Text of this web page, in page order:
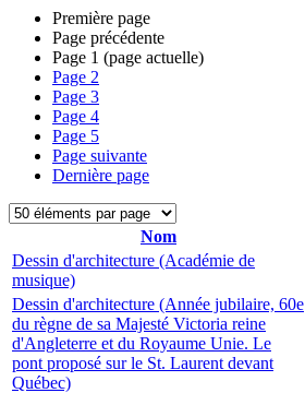
Première page
Page précédente
Page 1 (page actuelle)
Page 2
Page 3
Page 4
Page 5
Page suivante
Dernière page
Nom
Dessin d'architecture (Académie de
musique)
Dessin d'architecture (Année jubilaire, 60e
du règne de sa Majesté Victoria reine
d'Angleterre et du Royaume Unie. Le
pont proposé sur le St. Laurent devant
Québec)